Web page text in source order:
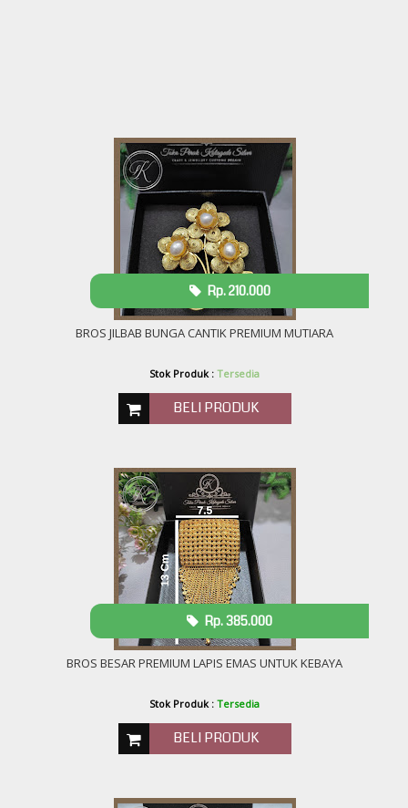
BROS JILBAB BUNGA CANTIK PREMIUM MUTIARA
Rp. 210.000
Stok Produk :Tersedia
BELI PRODUK
BROS BESAR PREMIUM LAPIS EMAS UNTUK KEBAYA
Rp. 385.000
Stok Produk :Tersedia
BELI PRODUK